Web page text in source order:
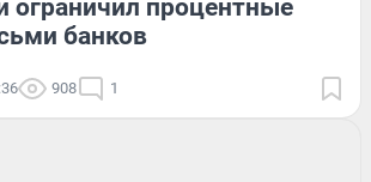
ограничил процентные
банков
908 1